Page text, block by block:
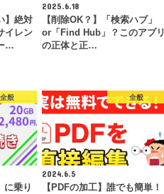
】絶対
イレン
…
2025.6.18
【削除OK？】「検索ハブ」
or「Find Hub」？このアプリ
の正体と正…
全般
に乗り
全般
2024.6.5
【PDFの加工】誰でも簡単！